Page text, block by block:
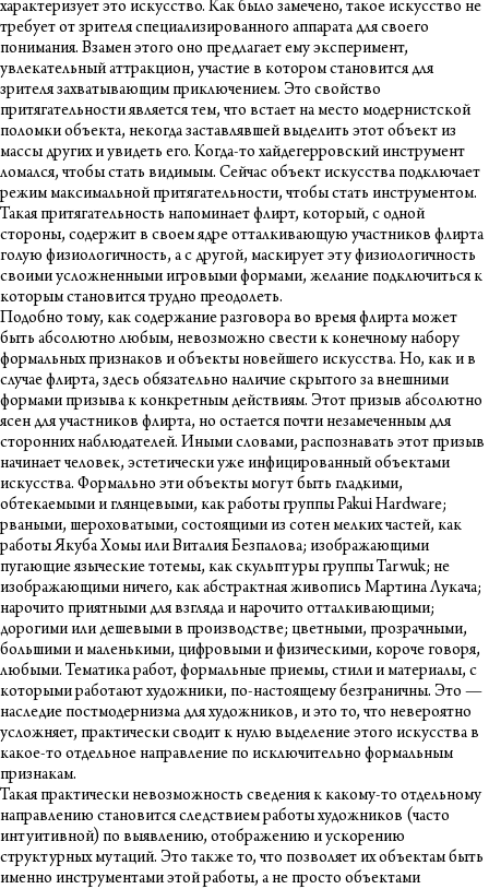
характеризует это искусство. Как было замечено, такое искусство не
требует от зрителя специализированного аппарата для своего
понимания. Взамен этого оно предлагает ему эксперимент,
увлекательный аттракцион, участие в котором становится для
зрителя захватывающим приключением. Это свойство
притягательности является тем, что встает на место модернистской
поломки объекта, некогда заставлявшей выделить этот объект из
массы других и увидеть его. Когда-то хайдегерровский инструмент
ломался, чтобы стать видимым. Сейчас объект искусства подключает
режим максимальной притягательности, чтобы стать инструментом.
Такая притягательность напоминает флирт, который, с одной
стороны, содержит в своем ядре отталкивающую участников флирта
голую физиологичность, а с другой, маскирует эту физиологичность
своими усложненными игровыми формами, желание подключиться к
которым становится трудно преодолеть.
Подобно тому, как содержание разговора во время флирта может
быть абсолютно любым, невозможно свести к конечному набору
формальных признаков и объекты новейшего искусства. Но, как и в
случае флирта, здесь обязательно наличие скрытого за внешними
формами призыва к конкретным действиям. Этот призыв абсолютно
ясен для участников флирта, но остается почти незамеченным для
сторонних наблюдателей. Иными словами, распознавать этот призыв
начинает человек, эстетически уже инфицированный объектами
искусства. Формально эти объекты могут быть гладкими,
обтекаемыми и глянцевыми, как работы группы Pakui Hardware;
рваными, шероховатыми, состоящими из сотен мелких частей, как
работы Якуба Хомы или Виталия Безпалова; изображающими
пугающие языческие тотемы, как скульптуры группы Tarwuk; не
изображающими ничего, как абстрактная живопись Мартина Лукача;
нарочито приятными для взгляда и нарочито отталкивающими;
дорогими или дешевыми в производстве; цветными, прозрачными,
большими и маленькими, цифровыми и физическими, короче говоря,
любыми. Тематика работ, формальные приемы, стили и материалы, с
которыми работают художники, по-настоящему безграничны. Это —
наследие постмодернизма для художников, и это то, что невероятно
усложняет, практически сводит к нулю выделение этого искусства в
какое-то отдельное направление по исключительно формальным
признакам.
Такая практически невозможность сведения к какому-то отдельному
направлению становится следствием работы художников (часто
интуитивной) по выявлению, отображению и ускорению
структурных мутаций. Это также то, что позволяет их объектам быть
именно инструментами этой работы, а не просто объектами